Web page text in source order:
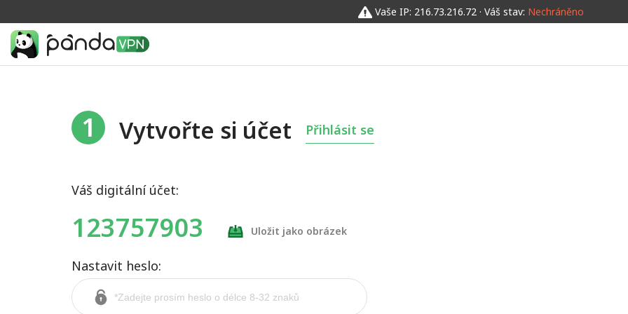
Vaše IP: 216.73.216.72 · Váš stav: Nechráněno
1 Vytvořte si účet Přihlásit se
Váš digitální účet:
123757903 Uložit jako obrázek
Nastavit heslo: